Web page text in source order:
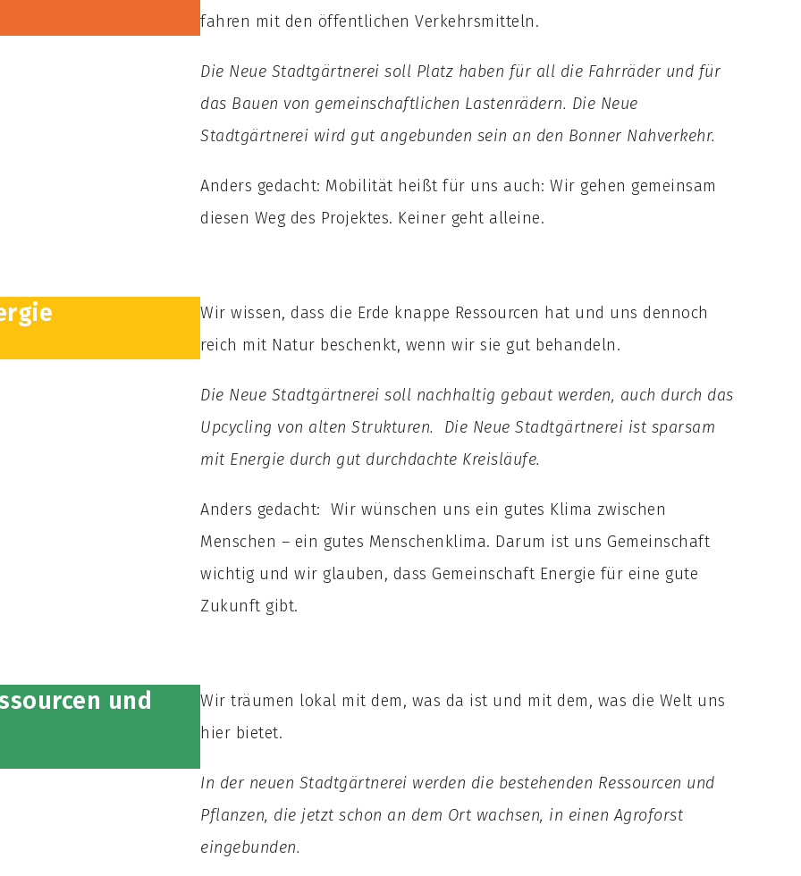
fahren mit den öffentlichen Verkehrsmitteln.
Die Neue Stadtgärtnerei soll Platz haben für all die Fahrräder und für
das Bauen von gemeinschaftlichen Lastenrädern. Die Neue
Stadtgärtnerei wird gut angebunden sein an den Bonner Nahverkehr.
Anders gedacht: Mobilität heißt für uns auch: Wir gehen gemeinsam
diesen Weg des Projektes. Keiner geht alleine.
Wir wissen, dass die Erde knappe Ressourcen hat und uns dennoch
reich mit Natur beschenkt, wenn wir sie gut behandeln.
Die Neue Stadtgärtnerei soll nachhaltig gebaut werden, auch durch das
Upcycling von alten Strukturen. Die Neue Stadtgärtnerei ist sparsam
mit Energie durch gut durchdachte Kreisläufe.
Anders gedacht: Wir wünschen uns ein gutes Klima zwischen
Menschen – ein gutes Menschenklima. Darum ist uns Gemeinschaft
wichtig und wir glauben, dass Gemeinschaft Energie für eine gute
Zukunft gibt.
und
Wir träumen lokal mit dem, was da ist und mit dem, was die Welt uns
hier bietet.
In der neuen Stadtgärtnerei werden die bestehenden Ressourcen und
Pflanzen, die jetzt schon an dem Ort wachsen, in einen Agroforst
eingebunden.